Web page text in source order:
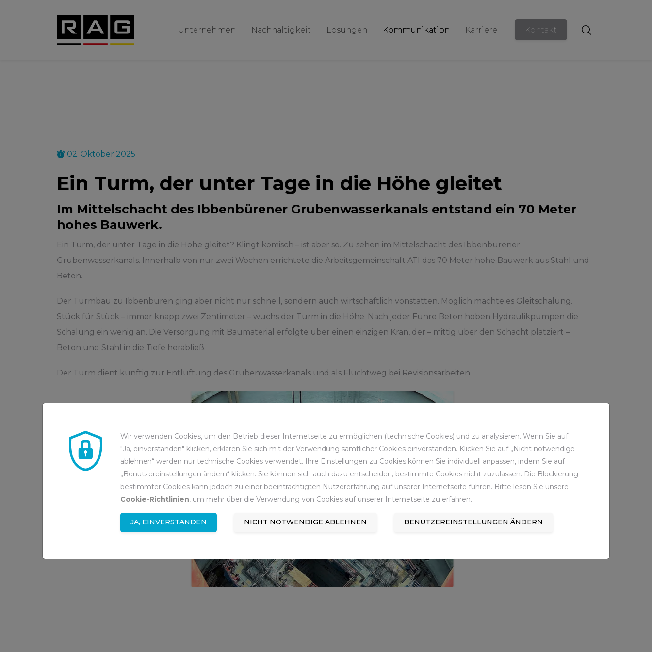
Unternehmen Nachhaltigkeit Lösungen Kommunikation Karriere Kontakt
02. Oktober 2025
Ein Turm, der unter Tage in die Höhe gleitet
Im Mittelschacht des Ibbenbürener Grubenwasserkanals entstand ein 70 Meter
hohes Bauwerk.
Ein Turm, der unter Tage in die Höhe gleitet? Klingt komisch – ist aber so. Zu sehen im Mittelschacht des Ibbenbürener
Grubenwasserkanals. Innerhalb von nur zwei Wochen errichtete die Arbeitsgemeinschaft ATI das 70 Meter hohe Bauwerk aus Stahl und
Beton.
Der Turmbau zu Ibbenbüren ging aber nicht nur schnell, sondern auch wirtschaftlich vonstatten. Möglich machte es Gleitschalung.
Stück für Stück – immer knapp zwei Zentimeter – wuchs der Turm in die Höhe. Nach jeder Fuhre Beton hoben Hydraulikpumpen die
Schalung ein wenig an. Die Versorgung mit Baumaterial erfolgte über einen einzigen Kran, der – mittig über den Schacht platziert –
Beton und Stahl in die Tiefe herabließ.
Der Turm dient künftig zur Entlüftung des Grubenwasserkanals und als Fluchtweg bei Revisionsarbeiten.
Wir verwenden Cookies, um den Betrieb dieser Internetseite zu ermöglichen (technische Cookies) und zu analysieren. Wenn Sie auf
"Ja, einverstanden" klicken, erklären Sie sich mit der Verwendung sämtlicher Cookies einverstanden. Klicken Sie auf „Nicht notwendige
ablehnen“ werden nur technische Cookies verwendet. Ihre Einstellungen zu Cookies können Sie individuell anpassen, indem Sie auf
„Benutzereinstellungen ändern“ klicken. Sie können sich auch dazu entscheiden, bestimmte Cookies nicht zuzulassen. Die Blockierung
bestimmter Cookies kann jedoch zu einer beeinträchtigten Nutzererfahrung auf unserer Internetseite führen. Bitte lesen Sie unsere
Cookie-Richtlinien, um mehr über die Verwendung von Cookies auf unserer Internetseite zu erfahren.
JA, EINVERSTANDEN NICHT NOTWENDIGE ABLEHNEN BENUTZEREINSTELLUNGEN ÄNDERN